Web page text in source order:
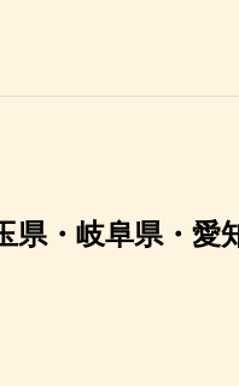
県・岐阜県・愛